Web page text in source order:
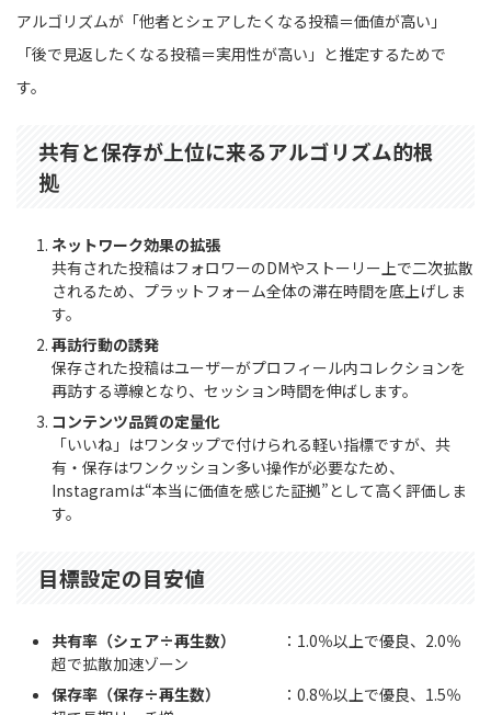
アルゴリズムが「他者とシェアしたくなる投稿＝価値が高い」
「後で見返したくなる投稿＝実用性が高い」と推定するためで
す。
共有と保存が上位に来るアルゴリズム的根
拠
ネットワーク効果の拡張
共有された投稿はフォロワーのDMやストーリー上で二次拡散
されるため、プラットフォーム全体の滞在時間を底上げしま
す。
再訪行動の誘発
保存された投稿はユーザーがプロフィール内コレクションを
再訪する導線となり、セッション時間を伸ばします。
コンテンツ品質の定量化
「いいね」はワンタップで付けられる軽い指標ですが、共
有・保存はワンクッション多い操作が必要なため、
Instagramは“本当に価値を感じた証拠”として高く評価しま
す。
目標設定の目安値
共有率（シェア÷再生数）
：1.0％以上で優良、2.0％
超で拡散加速ゾーン
保存率（保存÷再生数）
：0.8％以上で優良、1.5％